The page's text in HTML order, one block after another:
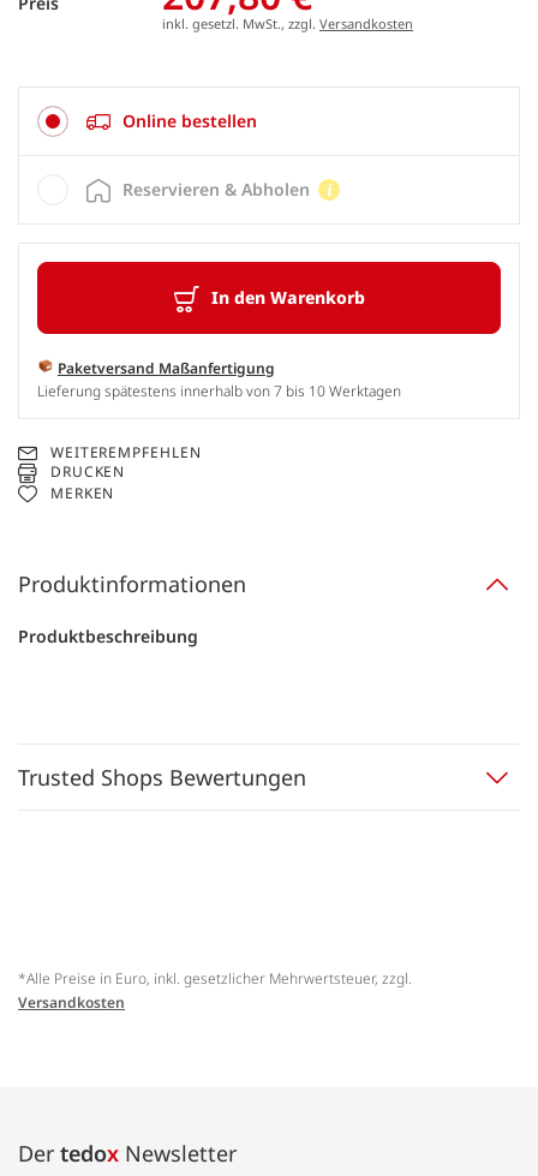
inkl. gesetzl. MwSt., zzgl. Versandkosten
Online bestellen
In den Warenkorb
Paketversand Maßanfertigung
Lieferung spätestens innerhalb von 7 bis 10 Werktagen
Reservieren & Abholen
WEITEREMPFEHLEN
DRUCKEN
MERKEN
Produktinformationen
Produktbeschreibung
Trusted Shops Bewertungen
*Alle Preise in Euro, inkl. gesetzlicher Mehrwertsteuer, zzgl.
Versandkosten
Der tedox Newsletter